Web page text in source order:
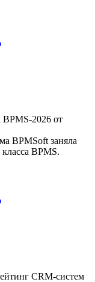
BPMS-2026 от
BPMSoft заняла
BPMS.
CRM-систем